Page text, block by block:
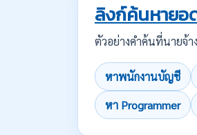
ลิงก์ค้นหายอ
ตัวอย่างคำค้นที่นายจ้า
หาพนักงานบัญชี
หา Programmer